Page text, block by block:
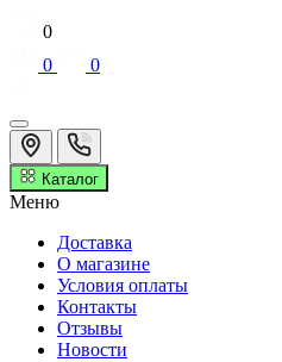
0
0
0
Каталог
Меню
Доставка
О магазине
Условия оплаты
Контакты
Отзывы
Новости